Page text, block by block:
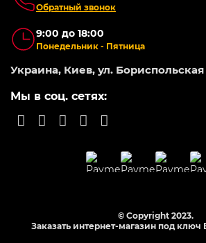
Обратный звонок
9:00 до 18:00
Понедельник - Пятница
Украина, Киев, ул.
Мы в соц. сетях:
© Copyright 2023.
Заказать интернет-магазин под ключ